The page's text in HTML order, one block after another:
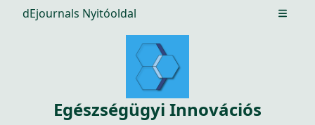
dEjournals Nyitóoldal Open
Egészségügyi Innovációs